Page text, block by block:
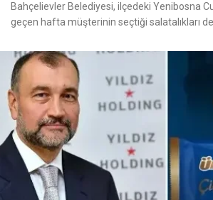
Bahçelievler Belediyesi, ilçedeki Yenibosna
geçen hafta müşterinin seçtiği salatalıkları